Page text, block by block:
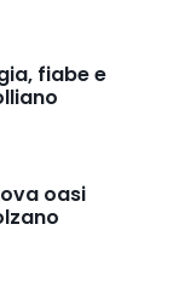
fiabe e
oasi